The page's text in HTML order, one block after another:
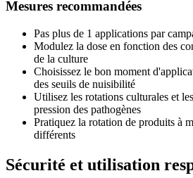
Mesures recommandées
Pas plus de 1 applications par
Modulez la dose en fonction des
de la culture
Choisissez le bon moment
des seuils de nuisibilité
Utilisez les rotations culturales et
pression des pathogènes
Pratiquez la rotation de produits à
différents
Sécurité et utilisation